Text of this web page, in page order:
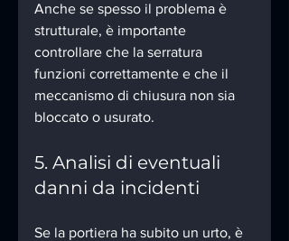
Anche se spesso il problema è
strutturale, è importante
controllare che la serratura
funzioni correttamente e che il
meccanismo di chiusura non sia
bloccato o usurato.
5. Analisi di eventuali
danni da incidenti
Se la portiera ha subito un urto, è